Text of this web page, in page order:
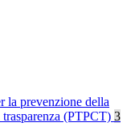
la prevenzione della
(PTPCT) 3